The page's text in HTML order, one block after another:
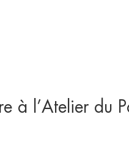
à l’Atelier du